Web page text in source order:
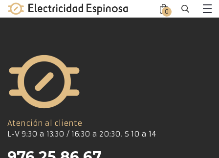
Skip
to
0
Atención al cliente
L-V 9:30 a 13:30 / 16:30 a 20:30. S 10 a 14
Close
Close